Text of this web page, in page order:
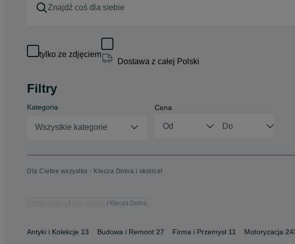
tylko ze zdjęciem
Dostawa z całej Polski
Filtry
Kategoria
Wszystkie kategorie
Cena
Dla Ciebie wszystko - Klecza Dolna i okolice!
Klecza Dolna
Antyki i Kolekcje 13 Budowa i Remont 27 Firma i Przemysł 11 Motoryzacja